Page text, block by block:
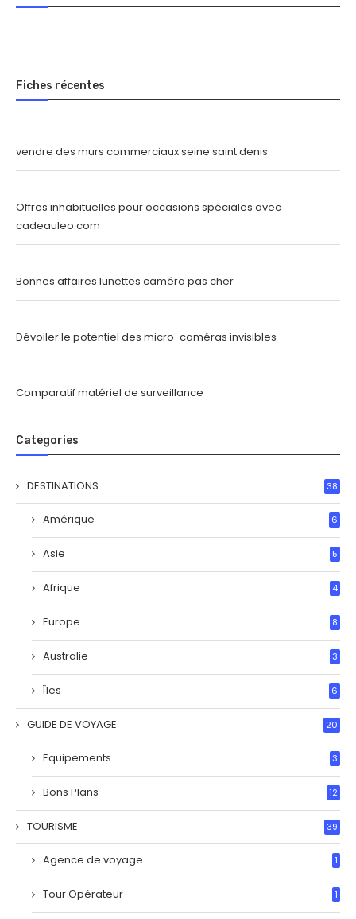
Fiches récentes
vendre des murs commerciaux seine saint denis
Offres inhabituelles pour occasions spéciales avec
cadeauleo.com
Bonnes affaires lunettes caméra pas cher
Dévoiler le potentiel des micro-caméras invisibles
Comparatif matériel de surveillance
Categories
DESTINATIONS 38
Amérique 6
Asie 5
Afrique 4
Europe 8
Australie 3
Îles 6
GUIDE DE VOYAGE 20
Equipements 3
Bons Plans 12
TOURISME 39
Agence de voyage 1
Tour Opérateur 1